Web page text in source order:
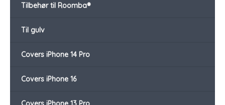
Tilbehør til Roomba®
Til gulv
Covers iPhone 14 Pro
Covers iPhone 16